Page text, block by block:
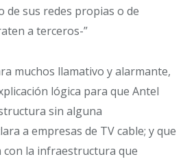
de sus redes propias o de
a terceros-”
muchos llamativo y alarmante,
lógica para que Antel
sin alguna
a empresas de TV cable; y que
con la infraestructura que